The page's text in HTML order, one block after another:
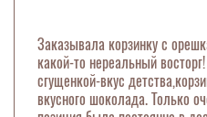
Заказывала корзинку с
какой-то нереальный
сгущенкой-вкус
вкусного шоколада. Только